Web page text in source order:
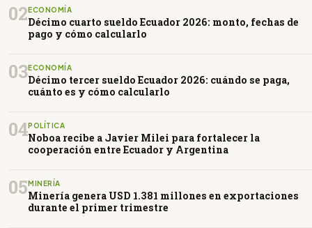
02ECONOMÍA
Décimo cuarto sueldo Ecuador 2026: monto, fechas de
pago y cómo calcularlo
03ECONOMÍA
Décimo tercer sueldo Ecuador 2026: cuándo se paga,
cuánto es y cómo calcularlo
04POLÍTICA
Noboa recibe a Javier Milei para fortalecer la
cooperación entre Ecuador y Argentina
05MINERÍA
Minería genera USD 1.381 millones en exportaciones
durante el primer trimestre